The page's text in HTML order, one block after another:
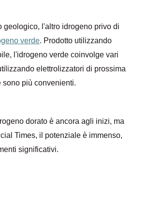
geologico, l'altro idrogeno privo di
verde. Prodotto utilizzando
l'idrogeno verde coinvolge vari
elettrolizzatori di prossima
sono più convenienti.
dorato è ancora agli inizi, ma
Times, il potenziale è immenso,
significativi.